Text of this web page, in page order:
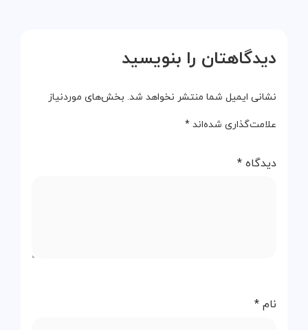
دیدگاهتان را بنویسید
نشانی ایمیل شما منتشر نخواهد شد. بخش‌های موردنیاز
علامت‌گذاری شده‌اند *
دیدگاه *
نام *